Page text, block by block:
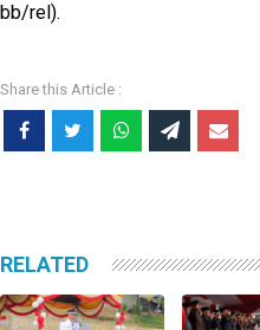
bb/rel).
RELATED